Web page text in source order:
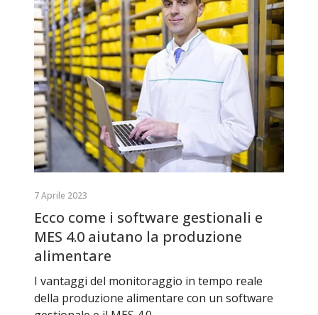
7 Aprile 2023
Ecco come i software gestionali e
MES 4.0 aiutano la produzione
alimentare
I vantaggi del monitoraggio in tempo reale
della produzione alimentare con un software